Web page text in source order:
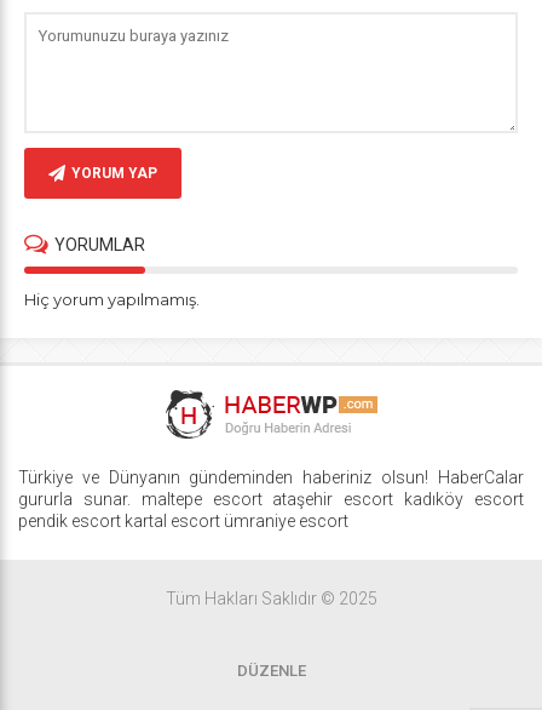
YORUM YAP
YORUMLAR
Hiç yorum yapılmamış.
Türkiye ve Dünyanın gündeminden haberiniz olsun! HaberCalar
gururla sunar. maltepe escort ataşehir escort
kadıköy escort
pendik escort kartal escort ümraniye escort
Tüm Hakları Saklıdır © 2025
DÜZENLE